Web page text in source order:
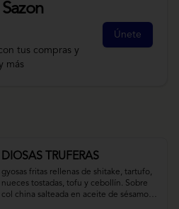
tus compras y
más
Únete
DIOSAS TRUFERAS
gyosas fritas rellenas de shitake, tartufo,
nueces tostadas, tofu y cebollín. Sobre
col china salteada en aceite de sésamo,